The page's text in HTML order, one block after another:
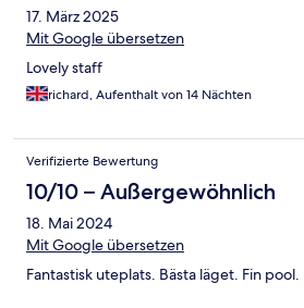
17. März 2025
Mit Google übersetzen
Lovely staff
richard, Aufenthalt von 14 Nächten
Verifizierte Bewertung
10/10 – Außergewöhnlich
18. Mai 2024
Mit Google übersetzen
Fantastisk uteplats. Bästa läget. Fin pool.